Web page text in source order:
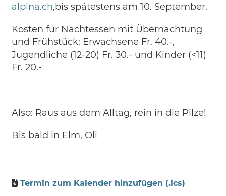
alpina.ch,bis spätestens am 10. September.
Kosten für Nachtessen mit Übernachtung
und Frühstück: Erwachsene Fr. 40.-,
Jugendliche (12-20) Fr. 30.- und Kinder (<11)
Fr. 20.-
Also: Raus aus dem Alltag, rein in die Pilze!
Bis bald in Elm, Oli
Termin zum Kalender hinzufügen (.ics)